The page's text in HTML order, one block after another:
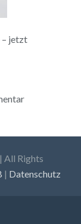
– jetzt
All Rights
| Datenschutz